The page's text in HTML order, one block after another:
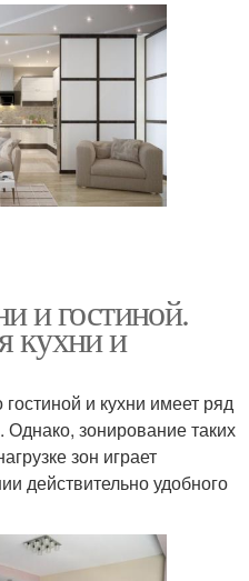
и гостиной.
кухни и
и кухни имеет ряд
зонирование таких
зон играет
действительно удобного